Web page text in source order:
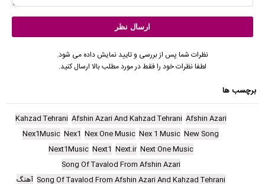
نظرات شما پس از بررسی و تایید نمایش داده می شود.
لطفا نظرات خود را فقط در مورد مطلب بالا ارسال کنید.
برچسب ها
Afshin Azari
Afshin Azari And Kahzad Tehrani
Kahzad Tehrani
New Song
Nex 1 Music
Nex One Music
Nex1
Nex1Music
Next One Music
Next.ir
Next1
Next1Music
Song Of Tavalod From Afshin Azari
Song Of Tavalod From Afshin Azari And Kahzad Tehrani آهنگ